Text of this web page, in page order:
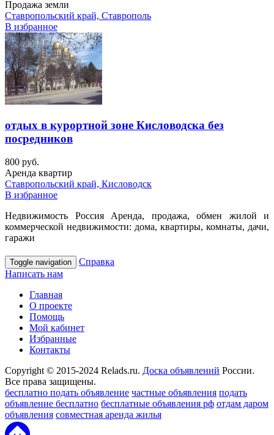
Продажа земли
Ставропольский край, Ставрополь
В избранное
отдых в курортной зоне Кисловодска без
посредников
800 руб.
Аренда квартир
Ставропольский край, Кисловодск
В избранное
Недвижимость Россия Аренда, продажа, обмен жилой и
коммерческой недвижимости: дома, квартиры, комнаты, дачи,
гаражи
Toggle navigation
Справка
Написать нам
Главная
О проекте
Помощь
Мой кабинет
Избранные
Контакты
Copyright © 2015-2024 Relads.ru. Доска объявлений России.
Все права защищены.
бесплатно подать объявление частные объявления подать
объявление бесплатно бесплатные объявления рф отдам даром
объявления совместная аренда жилья